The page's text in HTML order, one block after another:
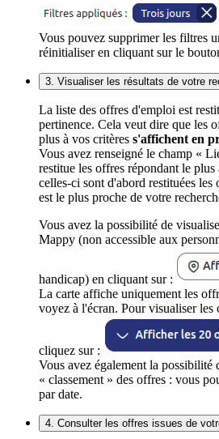
Vous pouvez supprimer les filtres
réinitialiser en cliquant sur le
3. Visualiser les résultats de votre
La liste des offres d'emploi est
pertinence. Cela veut dire que les
plus à vos critères s'affichent en
Vous avez renseigné le champ «
restitue les offres répondant le plus
celles-ci sont d'abord restituées
est le plus proche de votre
Vous avez la possibilité de
Mappy (non accessible aux
handicap) en cliquant sur :
La carte affiche uniquement les
voyez à l'écran. Pour visualiser les
cliquez sur :
Vous avez également la possibilité
« classement » des offres : vous
par date.
4. Consulter les offres issues de